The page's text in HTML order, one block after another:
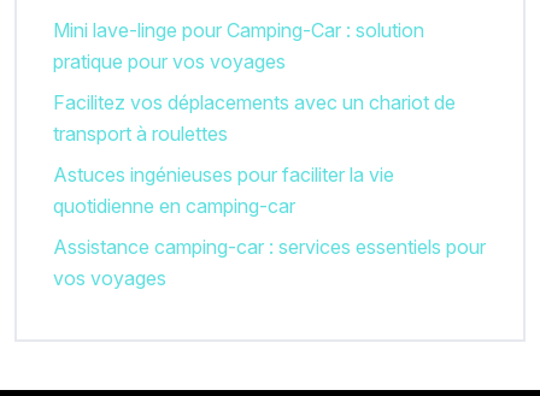
Mini lave-linge pour Camping-Car : solution
pratique pour vos voyages
Facilitez vos déplacements avec un chariot de
transport à roulettes
Astuces ingénieuses pour faciliter la vie
quotidienne en camping-car
Assistance camping-car : services essentiels pour
vos voyages